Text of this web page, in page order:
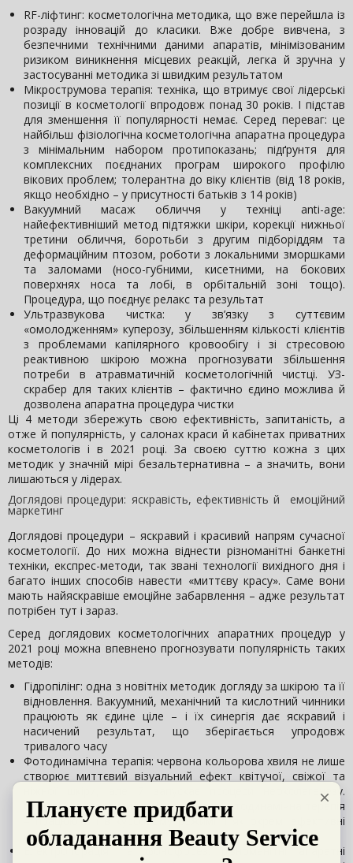
RF-ліфтинг: косметологічна методика, що вже перейшла із
розраду інновацій до класики. Вже добре вивчена, з
безпечними технічними даними апаратів, мінімізованим
ризиком виникнення місцевих реакцій, легка й зручна у
застосуванні методика зі швидким результатом
Мікрострумова терапія: техніка, що втримує свої лідерські
позиції в косметології впродовж понад 30 років. І підстав
для зменшення її популярності немає. Серед переваг: це
найбільш фізіологічна косметологічна апаратна процедура
з мінімальним набором протипоказань; підґрунтя для
комплексних поєднаних програм широкого профілю
вікових проблем; толерантна до віку клієнтів (від 18 років,
якщо необхідно – у присутності батьків з 14 років)
Вакуумний масаж обличчя у техніці anti-age:
найефективніший метод підтяжки шкіри, корекції нижньої
третини обличчя, боротьби з другим підборіддям та
деформаційним птозом, роботи з локальними зморшками
та заломами (носо-губними, кисетними, на бокових
поверхнях носа та лобі, в орбітальній зоні тощо).
Процедура, що поєднує релакс та результат
Ультразвукова чистка: у зв’язку з суттєвим
«омолодженням» куперозу, збільшенням кількості клієнтів
з проблемами капілярного кровообігу і зі стресовою
реактивною шкірою можна прогнозувати збільшення
потреби в атравматичній косметологічній чистці. УЗ-
скрабер для таких клієнтів – фактично єдино можлива й
дозволена апаратна процедура чистки
Ці 4 методи збережуть свою ефективність, запитаність, а
отже й популярність, у салонах краси й кабінетах приватних
косметологів і в 2021 році. За своєю суттю кожна з цих
методик у значній мірі безальтернативна – а значить, вони
лишаються у лідерах.
Доглядові процедури: яскравість, ефективність й емоційний
маркетинг
Доглядові процедури – яскравий і красивий напрям сучасної
косметології. До них можна віднести різноманітні банкетні
техніки, експрес-методи, так звані технології вихідного дня і
багато інших способів навести «миттєву красу». Саме вони
мають найяскравіше емоційне забарвлення – адже результат
потрібен тут і зараз.
Серед доглядових косметологічних апаратних процедур у
2021 році можна впевнено прогнозувати популярність таких
методів:
Гідропілінг: одна з новітніх методик догляду за шкірою та її
відновлення. Вакуумний, механічний та кислотний чинники
працюють як єдине ціле – і їх синергія дає яскравий і
насичений результат, що зберігається упродовж
тривалого часу
Фотодинамічна терапія: червона кольорова хвиля не лише
створює миттєвий візуальний ефект квітучої, свіжої та
ніжної шкіри, але й запускає процеси неоколагенезу.
Обидві ці процедури – і гідропілінг, і фотодинамічна терапія
– працюють і в курсовому режимі, і як окремі ефективні
косметологічні маніпуляції.
Електропорація та фонофорез: різноманітні апаратні